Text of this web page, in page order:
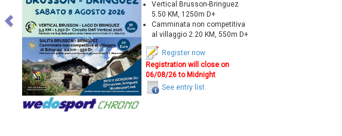
Vertical Brusson-Bringuez
5.50 KM, 1250m D+
Camminata non competitiva
al villaggio 2.20 KM, 550m D+
Register now
Registration will close on
06/08/26 to Midnight
See entry list